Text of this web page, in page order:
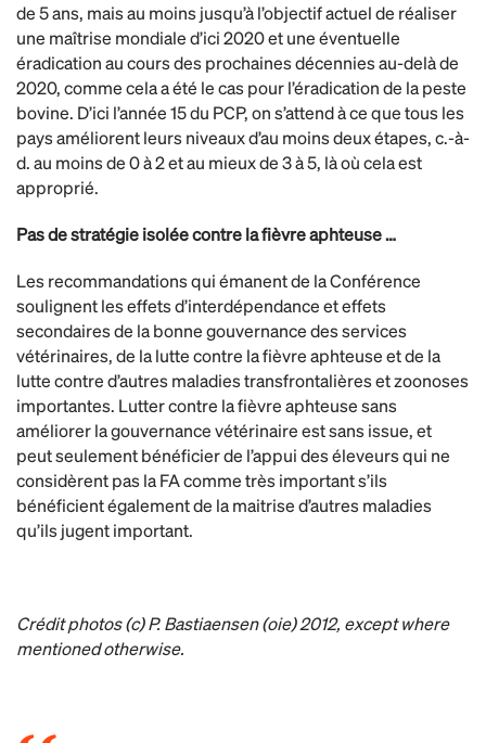
de 5 ans, mais au moins jusqu’à l’objectif actuel de réaliser
une maîtrise mondiale d’ici 2020 et une éventuelle
éradication au cours des prochaines décennies au-delà de
2020, comme cela a été le cas pour l’éradication de la peste
bovine. D’ici l’année 15 du PCP, on s’attend à ce que tous les
pays améliorent leurs niveaux d’au moins deux étapes, c.-à-
d. au moins de 0 à 2 et au mieux de 3 à 5, là où cela est
approprié.
Pas de stratégie isolée contre la fièvre aphteuse …
Les recommandations qui émanent de la Conférence
soulignent les effets d’interdépendance et effets
secondaires de la bonne gouvernance des services
vétérinaires, de la lutte contre la fièvre aphteuse et de la
lutte contre d’autres maladies transfrontalières et zoonoses
importantes. Lutter contre la fièvre aphteuse sans
améliorer la gouvernance vétérinaire est sans issue, et
peut seulement bénéficier de l’appui des éleveurs qui ne
considèrent pas la FA comme très important s’ils
bénéficient également de la maitrise d’autres maladies
qu’ils jugent important.
Crédit photos (c) P. Bastiaensen (oie) 2012, except where
mentioned otherwise.